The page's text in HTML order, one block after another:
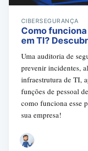
CIBERSEGURANÇA
Como
em TI?
Uma auditoria de
prevenir incidentes,
infraestrutura de TI,
funções de pessoal
como funciona esse
sua empresa!